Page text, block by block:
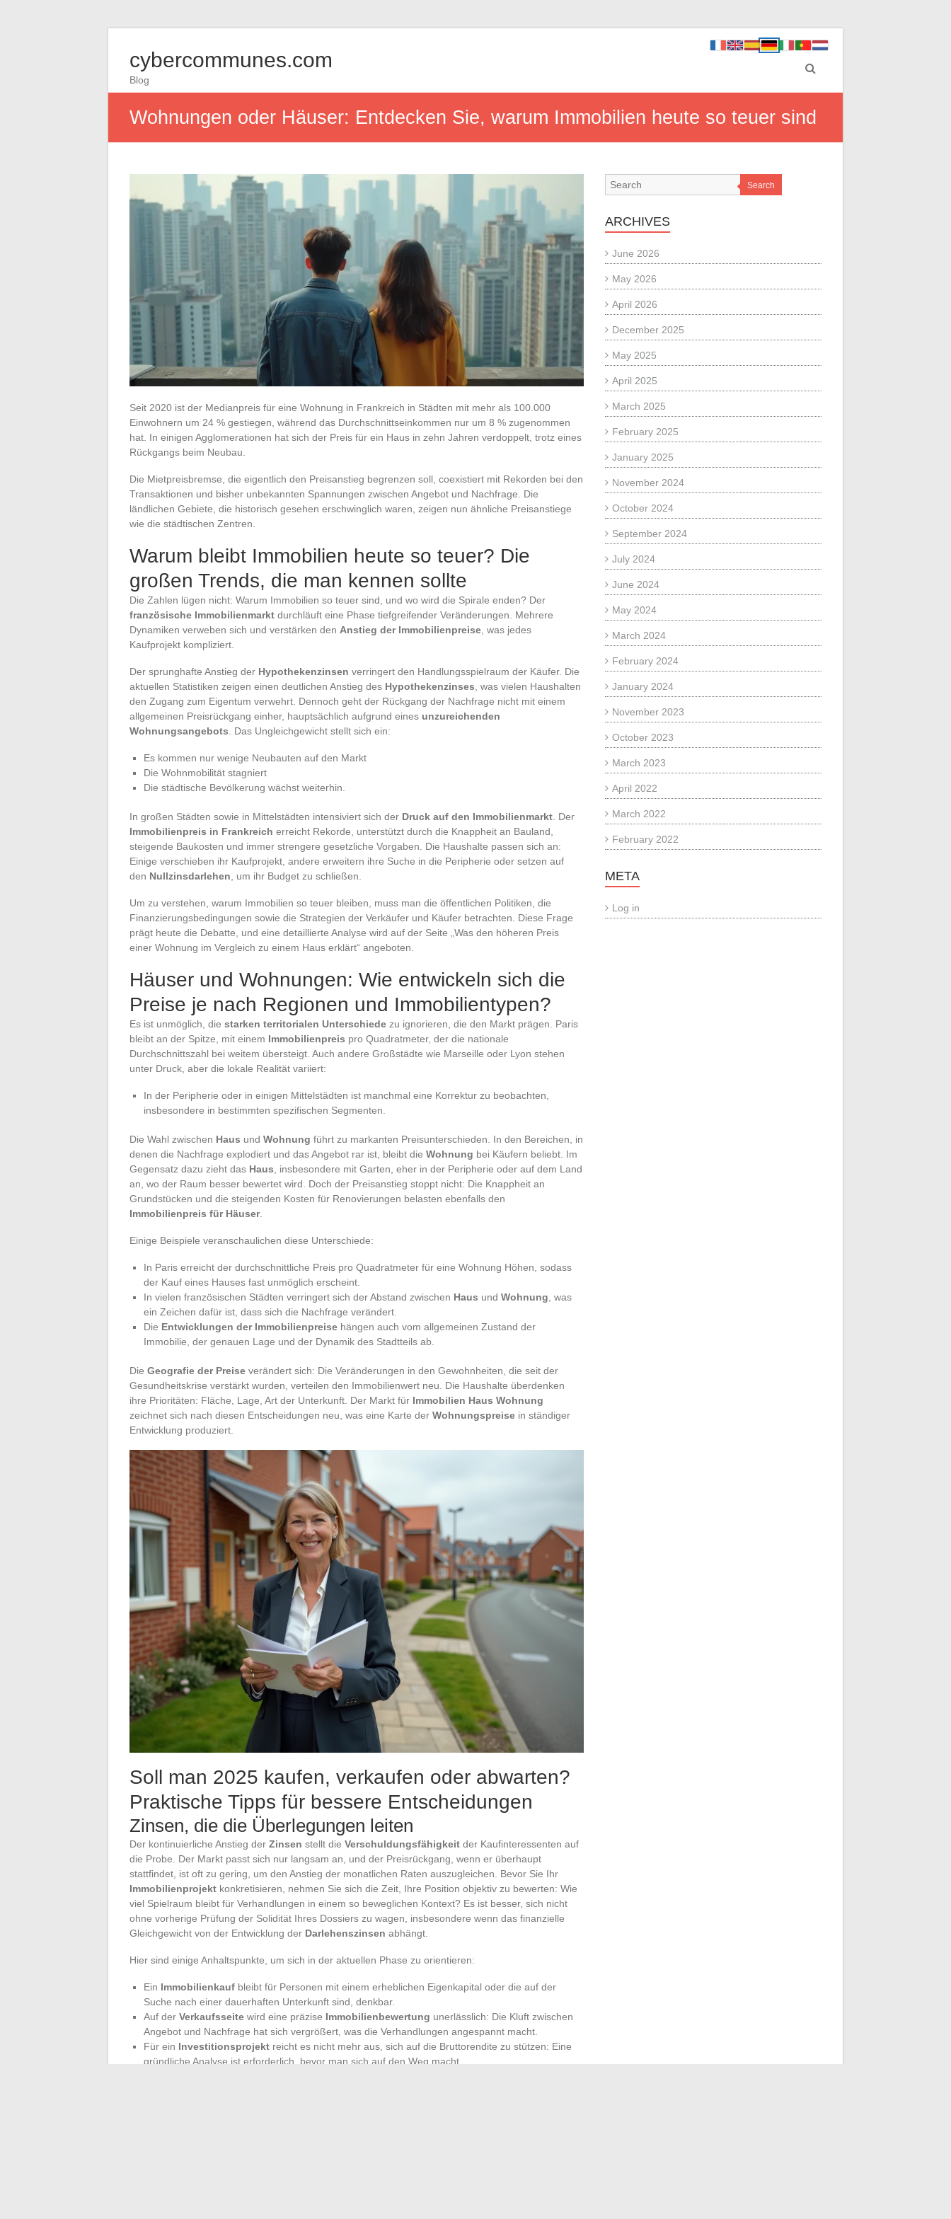
cybercommunes.com
Blog
Wohnungen oder Häuser: Entdecken Sie, warum Immobilien heute so teuer sind
Seit 2020 ist der Medianpreis für eine Wohnung in Frankreich in Städten mit mehr als 100.000
Einwohnern um 24 % gestiegen, während das Durchschnittseinkommen nur um 8 % zugenommen
hat. In einigen Agglomerationen hat sich der Preis für ein Haus in zehn Jahren verdoppelt, trotz eines
Rückgangs beim Neubau.
Die Mietpreisbremse, die eigentlich den Preisanstieg begrenzen soll, coexistiert mit Rekorden bei den
Transaktionen und bisher unbekannten Spannungen zwischen Angebot und Nachfrage. Die
ländlichen Gebiete, die historisch gesehen erschwinglich waren, zeigen nun ähnliche Preisanstiege
wie die städtischen Zentren.
Warum bleibt Immobilien heute so teuer? Die
großen Trends, die man kennen sollte
Die Zahlen lügen nicht: Warum Immobilien so teuer sind, und wo wird die Spirale enden? Der
französische Immobilienmarkt durchläuft eine Phase tiefgreifender Veränderungen. Mehrere
Dynamiken verweben sich und verstärken den Anstieg der Immobilienpreise , was jedes
Kaufprojekt kompliziert.
Der sprunghafte Anstieg der Hypothekenzinsen verringert den Handlungsspielraum der Käufer. Die
aktuellen Statistiken zeigen einen deutlichen Anstieg des Hypothekenzinses , was vielen Haushalten
den Zugang zum Eigentum verwehrt. Dennoch geht der Rückgang der Nachfrage nicht mit einem
allgemeinen Preisrückgang einher, hauptsächlich aufgrund eines unzureichenden
Wohnungsangebots . Das Ungleichgewicht stellt sich ein:
Es kommen nur wenige Neubauten auf den Markt
Die Wohnmobilität stagniert
Die städtische Bevölkerung wächst weiterhin.
In großen Städten sowie in Mittelstädten intensiviert sich der Druck auf den Immobilienmarkt . Der
Immobilienpreis in Frankreich erreicht Rekorde, unterstützt durch die Knappheit an Bauland,
steigende Baukosten und immer strengere gesetzliche Vorgaben. Die Haushalte passen sich an:
Einige verschieben ihr Kaufprojekt, andere erweitern ihre Suche in die Peripherie oder setzen auf
den Nullzinsdarlehen , um ihr Budget zu schließen.
Um zu verstehen, warum Immobilien so teuer bleiben, muss man die öffentlichen Politiken, die
Finanzierungsbedingungen sowie die Strategien der Verkäufer und Käufer betrachten. Diese Frage
prägt heute die Debatte, und eine detaillierte Analyse wird auf der Seite „Was den höheren Preis
einer Wohnung im Vergleich zu einem Haus erklärt“ angeboten.
Häuser und Wohnungen: Wie entwickeln sich die
Preise je nach Regionen und Immobilientypen?
Es ist unmöglich, die starken territorialen Unterschiede zu ignorieren, die den Markt prägen. Paris
bleibt an der Spitze, mit einem Immobilienpreis pro Quadratmeter, der die nationale
Durchschnittszahl bei weitem übersteigt. Auch andere Großstädte wie Marseille oder Lyon stehen
unter Druck, aber die lokale Realität variiert:
In der Peripherie oder in einigen Mittelstädten ist manchmal eine Korrektur zu beobachten,
insbesondere in bestimmten spezifischen Segmenten.
Die Wahl zwischen Haus und Wohnung führt zu markanten Preisunterschieden. In den Bereichen, in
denen die Nachfrage explodiert und das Angebot rar ist, bleibt die Wohnung bei Käufern beliebt. Im
Gegensatz dazu zieht das Haus , insbesondere mit Garten, eher in der Peripherie oder auf dem Land
an, wo der Raum besser bewertet wird. Doch der Preisanstieg stoppt nicht: Die Knappheit an
Grundstücken und die steigenden Kosten für Renovierungen belasten ebenfalls den
Immobilienpreis für Häuser.
Einige Beispiele veranschaulichen diese Unterschiede:
In Paris erreicht der durchschnittliche Preis pro Quadratmeter für eine Wohnung Höhen, sodass
der Kauf eines Hauses fast unmöglich erscheint.
In vielen französischen Städten verringert sich der Abstand zwischen Haus und Wohnung , was
ein Zeichen dafür ist, dass sich die Nachfrage verändert.
Die Entwicklungen der Immobilienpreise hängen auch vom allgemeinen Zustand der
Immobilie, der genauen Lage und der Dynamik des Stadtteils ab.
Die Geografie der Preise verändert sich: Die Veränderungen in den Gewohnheiten, die seit der
Gesundheitskrise verstärkt wurden, verteilen den Immobilienwert neu. Die Haushalte überdenken
ihre Prioritäten: Fläche, Lage, Art der Unterkunft. Der Markt für Immobilien Haus Wohnung
zeichnet sich nach diesen Entscheidungen neu, was eine Karte der Wohnungspreise in ständiger
Entwicklung produziert.
Soll man 2025 kaufen, verkaufen oder abwarten?
Praktische Tipps für bessere Entscheidungen
Zinsen, die die Überlegungen leiten
Der kontinuierliche Anstieg der Zinsen stellt die Verschuldungsfähigkeit der Kaufinteressenten auf
die Probe. Der Markt passt sich nur langsam an, und der Preisrückgang, wenn er überhaupt
stattfindet, ist oft zu gering, um den Anstieg der monatlichen Raten auszugleichen. Bevor Sie Ihr
Immobilienprojekt konkretisieren, nehmen Sie sich die Zeit, Ihre Position objektiv zu bewerten: Wie
viel Spielraum bleibt für Verhandlungen in einem so beweglichen Kontext? Es ist besser, sich nicht
ohne vorherige Prüfung der Solidität Ihres Dossiers zu wagen, insbesondere wenn das finanzielle
Gleichgewicht von der Entwicklung der Darlehenszinsen abhängt.
Hier sind einige Anhaltspunkte, um sich in der aktuellen Phase zu orientieren:
Ein Immobilienkauf bleibt für Personen mit einem erheblichen Eigenkapital oder die auf der
Suche nach einer dauerhaften Unterkunft sind, denkbar.
Auf der Verkaufsseite wird eine präzise Immobilienbewertung unerlässlich: Die Kluft zwischen
Angebot und Nachfrage hat sich vergrößert, was die Verhandlungen angespannt macht.
Für ein Investitionsprojekt reicht es nicht mehr aus, sich auf die Bruttorendite zu stützen: Eine
gründliche Analyse ist erforderlich, bevor man sich auf den Weg macht.
Search
ARCHIVES
June 2026
May 2026
April 2026
December 2025
May 2025
April 2025
March 2025
February 2025
January 2025
November 2024
October 2024
September 2024
July 2024
June 2024
May 2024
March 2024
February 2024
January 2024
November 2023
October 2023
March 2023
April 2022
March 2022
February 2022
META
Log in